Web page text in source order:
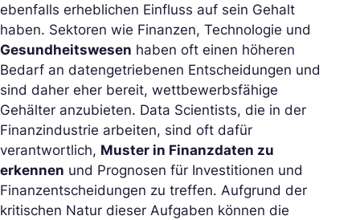
ebenfalls erheblichen Einfluss auf sein Gehalt
haben. Sektoren wie Finanzen, Technologie und
Gesundheitswesen haben oft einen höheren
Bedarf an datengetriebenen Entscheidungen und
sind daher eher bereit, wettbewerbsfähige
Gehälter anzubieten. Data Scientists, die in der
Finanzindustrie arbeiten, sind oft dafür
verantwortlich, Muster in Finanzdaten zu
erkennen und Prognosen für Investitionen und
Finanzentscheidungen zu treffen. Aufgrund der
kritischen Natur dieser Aufgaben können die